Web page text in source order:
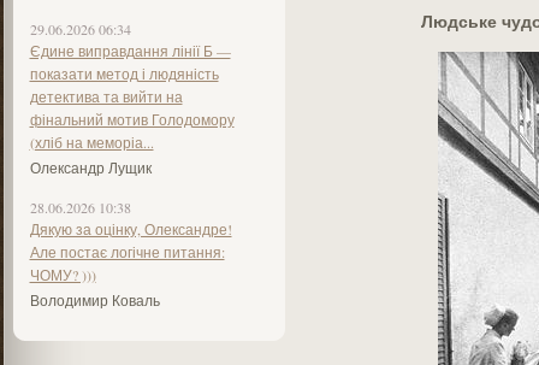
29.06.2026 06:34
Єдине виправдання лінії Б —
показати метод і людяність
детектива та вийти на
фінальний мотив Голодомору
(хліб на меморіа...
Олександр Лущик
28.06.2026 10:38
Дякую за оцінку, Олександре!
Але постає логічне питання:
ЧОМУ? )))
Володимир Коваль
Людське